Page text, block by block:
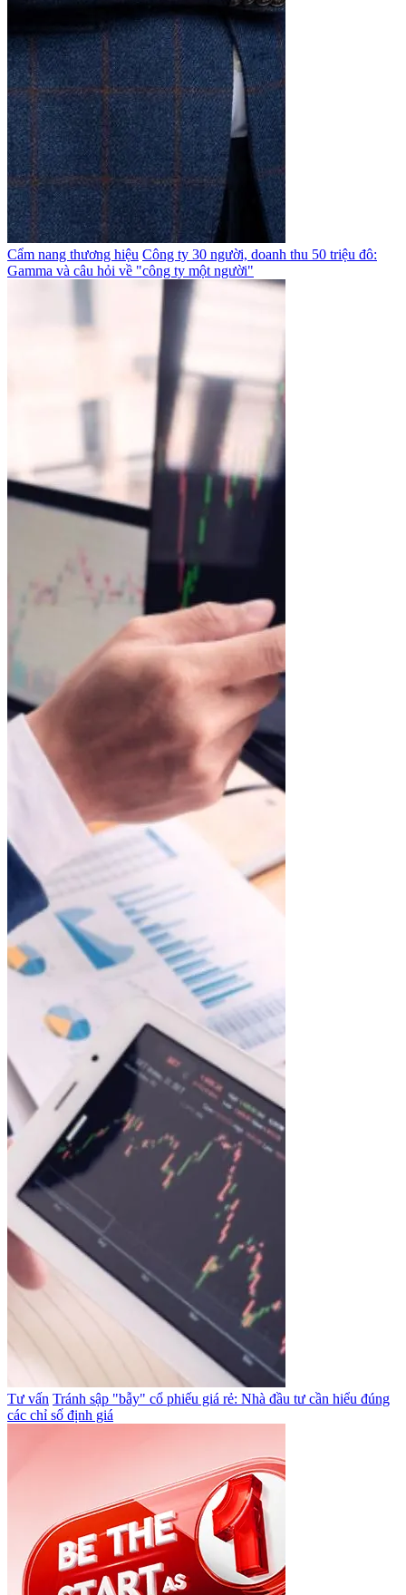
Cẩm nang thương hiệu Công ty 30 người, doanh thu 50 triệu đô:
Gamma và câu hỏi về "công ty một người"
Tư vấn Tránh sập "bẫy" cổ phiếu giá rẻ: Nhà đầu tư cần hiểu đúng
các chỉ số định giá